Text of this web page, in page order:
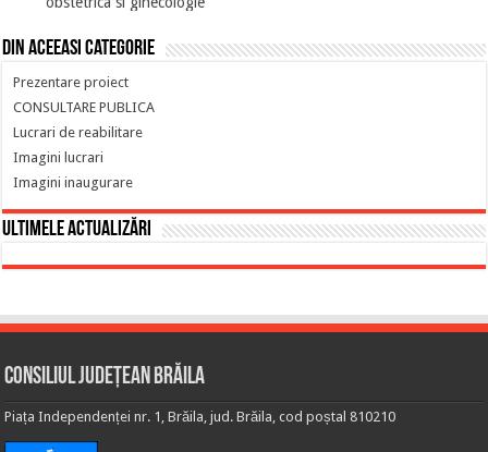
Din aceeasi categorie
Prezentare proiect
CONSULTARE PUBLICA
Lucrari de reabilitare
Imagini lucrari
Imagini inaugurare
Ultimele actualizări
Consiliul Județean Brăila
Piața Independenței nr. 1, Brăila, jud. Brăila, cod poștal 810210